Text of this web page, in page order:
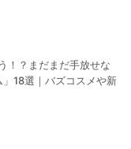
！？まだまだ手放せな
18選｜バズコスメや新